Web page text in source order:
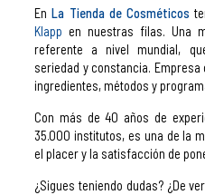
EnLa Tienda de Cosméticos
Klapp en nuestras filas. Una
referente a nivel mundial,
seriedad y constancia.
ingredientes, métodos y
Con más de 40 años de
35.000 institutos, es una de la
el placer y la satisfacción de
¿Sigues teniendo dudas? ¿De